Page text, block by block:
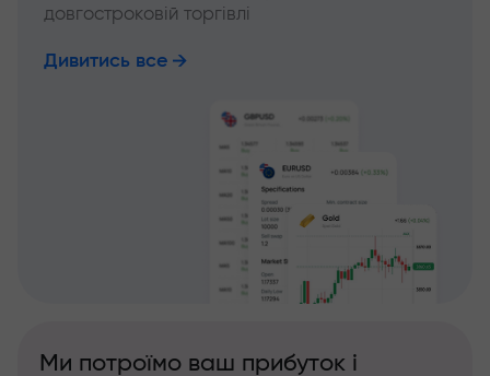
довгостроковій торгівлі
Дивитись все
Ми потроїмо ваш прибуток і